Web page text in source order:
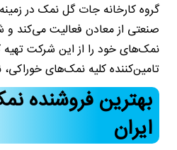
گروه کارخانه جات گل نمک در
صنعتی از معادن فعالیت می‌کند و
نمک‌های خود را از این شرکت
تامین‌کننده کلیه نمک‌های
بهترین فروشنده
ایران